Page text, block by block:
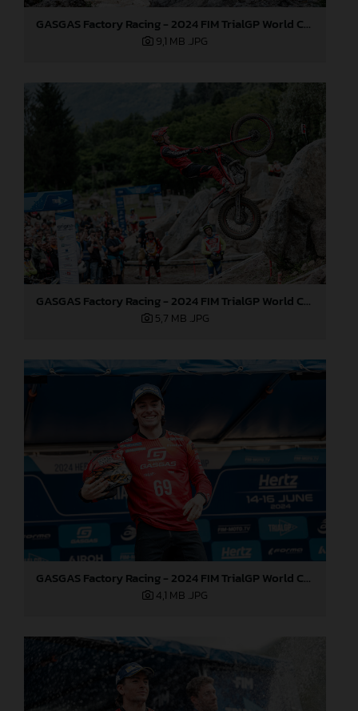
GASGAS Factory Racing - 2024 FIM TrialGP World Championship - Round 3, Italy
9,1 MB .JPG
GASGAS Factory Racing - 2024 FIM TrialGP World Championship - Round 3, Italy
5,7 MB .JPG
GASGAS Factory Racing - 2024 FIM TrialGP World Championship - Round 3, Italy
4,1 MB .JPG